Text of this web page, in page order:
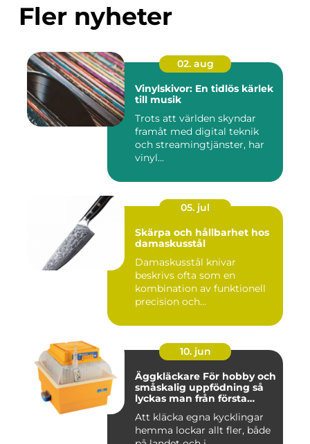
Fler nyheter
02. aug
Vinylskivor: En tidlös kärlek
till musik
Trots att världen skyndar
framåt med digital teknik
och streamingtjänster, har
vinyl...
05. jul
Skärpa och hållbarhet hos
damaskusstål
Damaskusstål knivar
beskrivs ofta som en
kombination av funktionell
precision och
10. jun
Äggkläckare För hobby och
småskalig uppfödning så
lyckas man från första
Att kläcka egna kycklingar
hemma lockar allt fler, både